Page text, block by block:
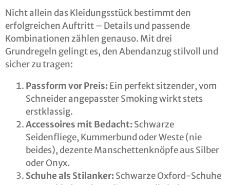
Nicht allein das Kleidungsstück bestimmt den
erfolgreichen Auftritt – Details und passende
Kombinationen zählen genauso. Mit drei
Grundregeln gelingt es, den Abendanzug stilvoll und
sicher zu tragen:
Passform vor Preis:Ein perfekt sitzender, vom
Schneider angepasster Smoking wirkt stets
erstklassig.
Accessoires mit Bedacht:Schwarze
Seidenfliege, Kummerbund oder Weste (nie
beides), dezente Manschettenknöpfe aus Silber
oder Onyx.
Schuhe als Stilanker:Schwarze Oxford-Schuhe